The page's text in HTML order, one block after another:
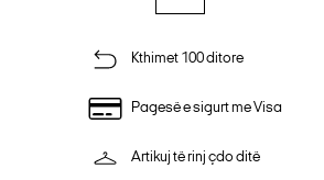
Kthimet 100 ditore
Pagesë e sigurt me Visa
Artikuj të rinj çdo ditë